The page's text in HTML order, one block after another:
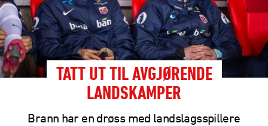
TATT UT TIL AVGJØRENDE
LANDSKAMPER
Brann har en drøss med landslagsspillere